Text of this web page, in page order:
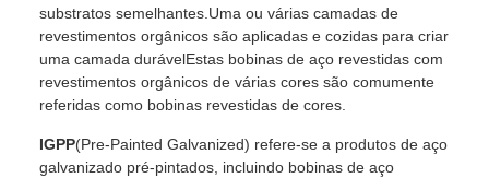
substratos semelhantes.Uma ou várias camadas de
revestimentos orgânicos são aplicadas e cozidas para criar
uma camada durávelEstas bobinas de aço revestidas com
revestimentos orgânicos de várias cores são comumente
referidas como bobinas revestidas de cores.
IGPP(Pre-Painted Galvanized) refere-se a produtos de aço
galvanizado pré-pintados, incluindo bobinas de aço